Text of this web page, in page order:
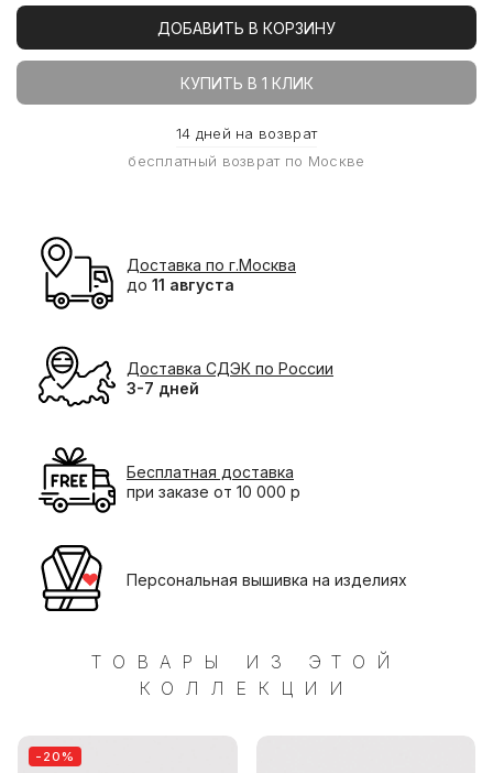
ДОБАВИТЬ В КОРЗИНУ
КУПИТЬ В 1 КЛИК
14 дней на возврат
бесплатный возврат по Москве
Доставка по г.Москва
до 11 августа
Доставка СДЭК по России
3-7 дней
Бесплатная доставка
при заказе от 10 000 р
Персональная вышивка на изделиях
ТОВАРЫ ИЗ ЭТОЙ
КОЛЛЕКЦИИ
-20%